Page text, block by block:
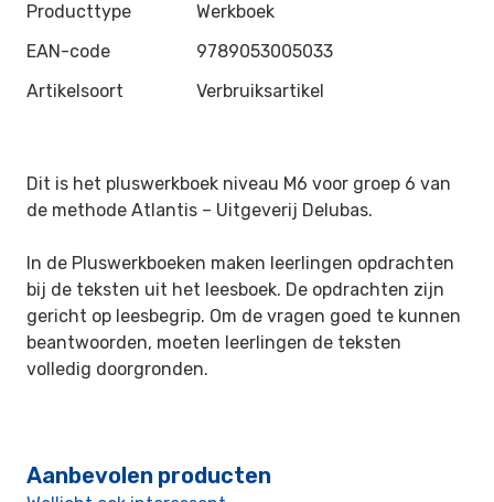
Producttype
Werkboek
EAN-code
9789053005033
Artikelsoort
Verbruiksartikel
Dit is het pluswerkboek niveau M6 voor groep 6 van
de methode Atlantis – Uitgeverij Delubas.
In de Pluswerkboeken maken leerlingen opdrachten
bij de teksten uit het leesboek. De opdrachten zijn
gericht op leesbegrip. Om de vragen goed te kunnen
beantwoorden, moeten leerlingen de teksten
volledig doorgronden.
Aanbevolen producten